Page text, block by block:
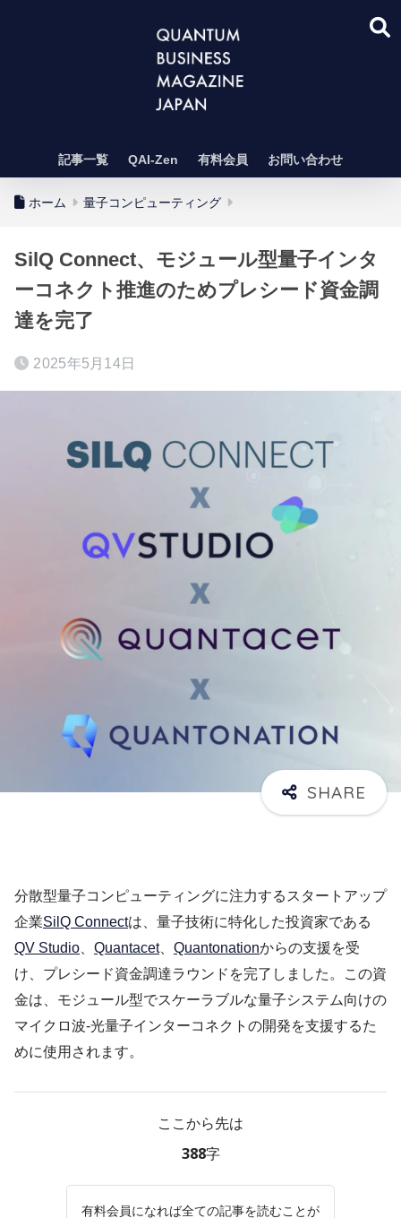
記事一覧 QAI-Zen 有料会員 お問い合わせ
ホーム 量子コンピューティング
SilQ Connect、モジュール型量子インタ
ーコネクト推進のためプレシード資金調
達を完了
2025年5月14日
分散型量子コンピューティングに注力するスタートアップ
企業SilQ Connectは、量子技術に特化した投資家である
QV Studio
Quantacet、 Quantonationからの支援を受
け、プレシード資金調達ラウンドを完了しました。この資
金は、モジュール型でスケーラブルな量子システム向けの
マイクロ波-光量子インターコネクトの開発を支援するた
めに使用されます。
ここから先は
388字
有料会員になれば全ての記事を読むことが